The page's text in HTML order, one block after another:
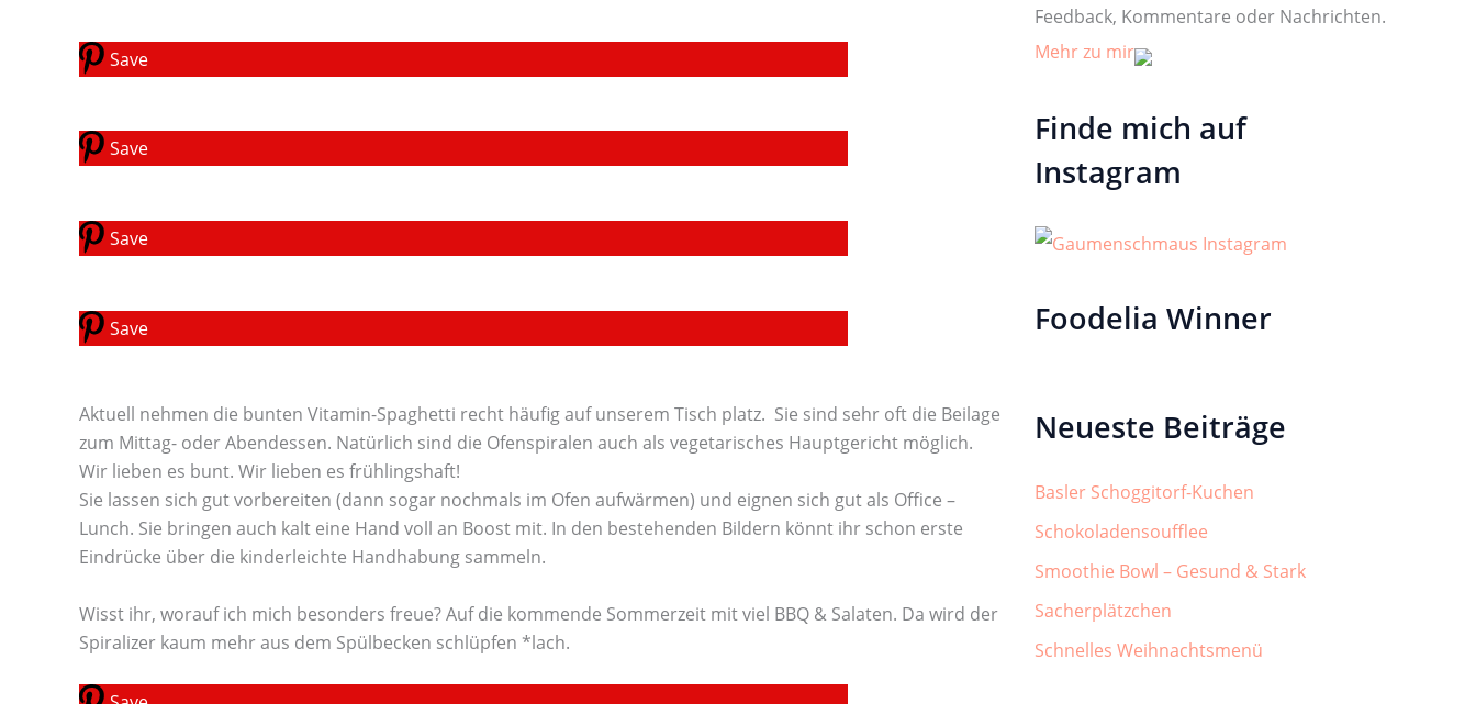
Save
Save
Save
Save
Aktuell nehmen die bunten Vitamin-Spaghetti recht häufig auf unserem Tisch platz. Sie sind sehr oft die Beilage
zum Mittag- oder Abendessen. Natürlich sind die Ofenspiralen auch als vegetarisches Hauptgericht möglich.
Wir lieben es bunt. Wir lieben es frühlingshaft!
Sie lassen sich gut vorbereiten (dann sogar nochmals im Ofen aufwärmen) und eignen sich gut als Office –
Lunch. Sie bringen auch kalt eine Hand voll an Boost mit. In den bestehenden Bildern könnt ihr schon erste
Eindrücke über die kinderleichte Handhabung sammeln.
Wisst ihr, worauf ich mich besonders freue? Auf die kommende Sommerzeit mit viel BBQ & Salaten. Da wird der
Spiralizer kaum mehr aus dem Spülbecken schlüpfen *lach.
Feedback, Kommentare oder Nachrichten.
Mehr zu mir
Finde mich auf
Instagram
Foodelia Winner
Neueste Beiträge
Basler Schoggitorf-Kuchen
Schokoladensoufflee
Smoothie Bowl – Gesund & Stark
Sacherplätzchen
Schnelles Weihnachtsmenü